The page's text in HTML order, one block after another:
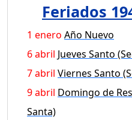
Feriados
1 enero Año Nuevo
6 abril Jueves Santo
7 abril Viernes Santo
9 abril Domingo de
Santa)